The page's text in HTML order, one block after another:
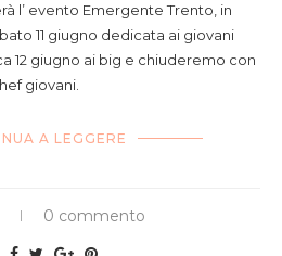
l’ evento Emergente Trento, in
11 giugno dedicata ai giovani
12 giugno ai big e chiuderemo con
giovani.
A LEGGERE
0 commento